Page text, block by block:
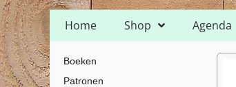
Home Shop Agenda
/ Metalen ringen
Boeken
Patronen